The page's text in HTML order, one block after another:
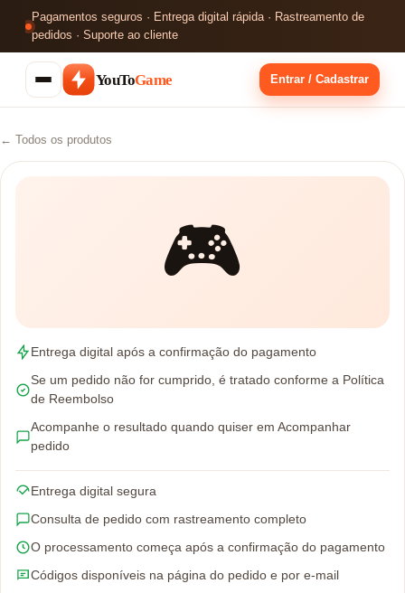
Pagamentos seguros · Entrega digital rápida · Rastreamento de
pedidos · Suporte ao cliente
YouToGame Entrar / Cadastrar
← Todos os produtos
🎮
Entrega digital após a confirmação do pagamento
Se um pedido não for cumprido, é tratado conforme a Política
de Reembolso
Acompanhe o resultado quando quiser em Acompanhar
pedido
Entrega digital segura
Consulta de pedido com rastreamento completo
O processamento começa após a confirmação do pagamento
Códigos disponíveis na página do pedido e por e-mail